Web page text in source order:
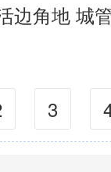
边角地 城
3